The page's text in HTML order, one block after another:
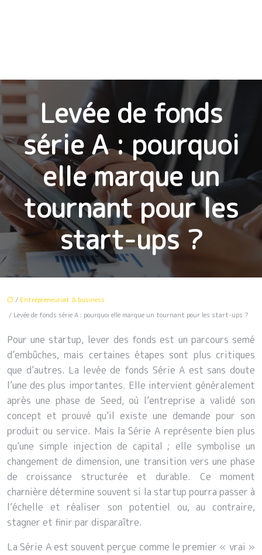
Levée de fonds
série A : pourquoi
elle marque un
tournant pour les
start-ups ?
/ Entrepreneuriat & business
/ Levée de fonds série A : pourquoi elle marque un tournant pour les start-ups ?
Pour une startup, lever des fonds est un parcours semé
d’embûches, mais certaines étapes sont plus critiques
que d’autres. La levée de fonds Série A est sans doute
l’une des plus importantes. Elle intervient généralement
après une phase de Seed, où l’entreprise a validé son
concept et prouvé qu’il existe une demande pour son
produit ou service. Mais la Série A représente bien plus
qu’une simple injection de capital ; elle symbolise un
changement de dimension, une transition vers une phase
de croissance structurée et durable. Ce moment
charnière détermine souvent si la startup pourra passer à
l’échelle et réaliser son potentiel ou, au contraire,
stagner et finir par disparaître.
La Série A est souvent perçue comme le premier « vrai »